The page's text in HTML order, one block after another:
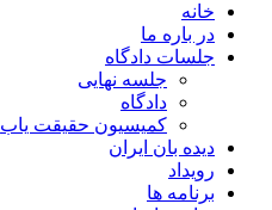
خانه
در باره ما
جلسات دادگاه
جلسه نهایی
دادگاه
کمیسیون حقیقت یاب
دیده بان ایران
رویداد
برنامه ها